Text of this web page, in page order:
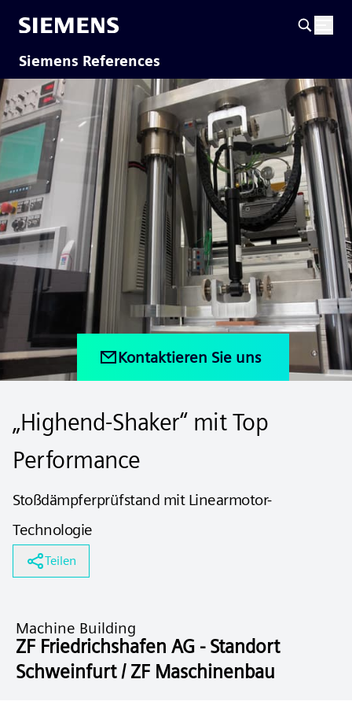
Siemens References
Kontaktieren Sie uns
„Highend-Shaker“ mit Top
Performance
Stoßdämpferprüfstand mit Linearmotor-
Technologie
Teilen
Machine Building
ZF Friedrichshafen AG - Standort
Schweinfurt / ZF Maschinenbau